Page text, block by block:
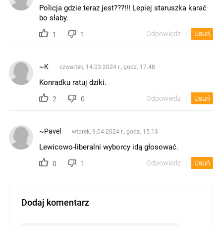
Policja gdzie teraz jest???!!! Lepiej staruszka karać
bo słaby.
1 1 Odpowiedz Usuń
~K czwartek, 14.03.2024 r., godz. 17.48
Konradku ratuj dziki.
2 0 Odpowiedz Usuń
~Pavel wtorek, 9.04.2024 r., godz. 15.13
Lewicowo-liberalni wyborcy idą głosować.
0 1 Odpowiedz Usuń
Dodaj komentarz